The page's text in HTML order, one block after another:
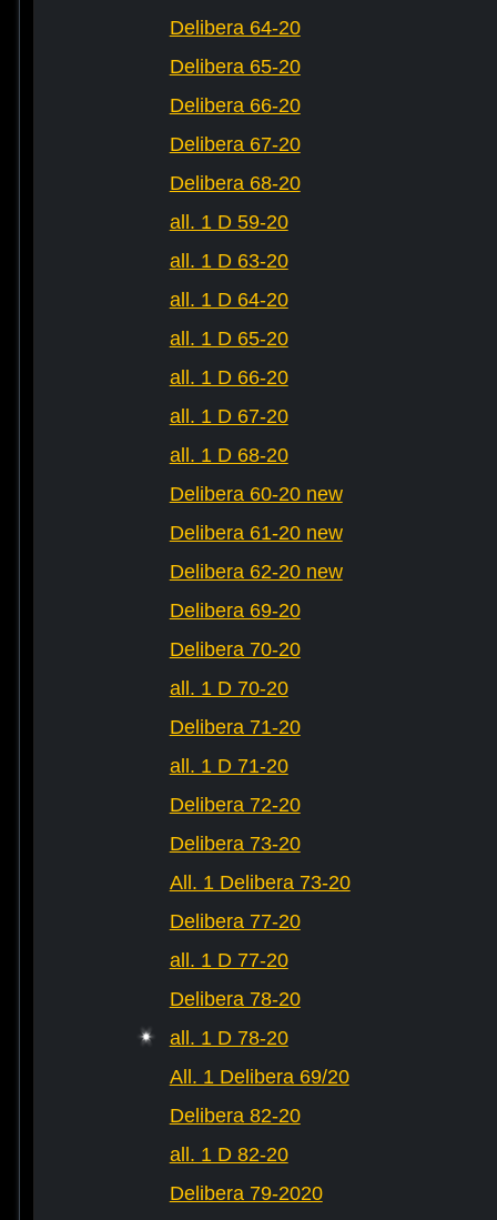
Delibera 64-20
Delibera 65-20
Delibera 66-20
Delibera 67-20
Delibera 68-20
all. 1 D 59-20
all. 1 D 63-20
all. 1 D 64-20
all. 1 D 65-20
all. 1 D 66-20
all. 1 D 67-20
all. 1 D 68-20
Delibera 60-20 new
Delibera 61-20 new
Delibera 62-20 new
Delibera 69-20
Delibera 70-20
all. 1 D 70-20
Delibera 71-20
all. 1 D 71-20
Delibera 72-20
Delibera 73-20
All. 1 Delibera 73-20
Delibera 77-20
all. 1 D 77-20
Delibera 78-20
all. 1 D 78-20
All. 1 Delibera 69/20
Delibera 82-20
all. 1 D 82-20
Delibera 79-2020